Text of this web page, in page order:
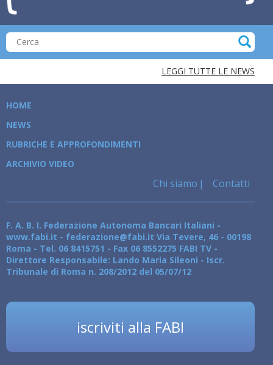
LEGGI TUTTE LE NEWS
HOME
NEWS
RUBRICHE E APPROFONDIMENTI
ARCHIVIO VIDEO
Chi siamo Contatti
F. A. B. I. Federazione Autonoma Bancari Italiani -
www.fabi.it - federazione@fabi.it Via Tevere, 46 - 00198
Roma - Tel. 06 8415751 - Fax 06 8552275 FABI TV -
Direttore Responsabile: Lando Maria Sileoni - Iscr.
Tribunale di Roma n. 208/2012 del 05/07/12
iscriviti alla FABI